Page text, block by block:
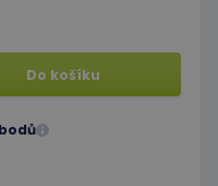
Do košíku